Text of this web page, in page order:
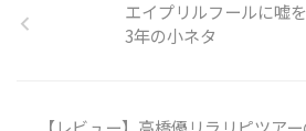
エイプリルフールに嘘
3年の小ネタ